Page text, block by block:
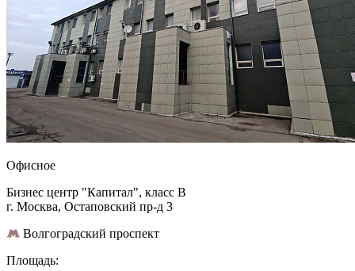
Офисное
Бизнес центр "Капитал", класс B
г. Москва, Остаповский пр-д 3
Волгоградский проспект
Площадь: